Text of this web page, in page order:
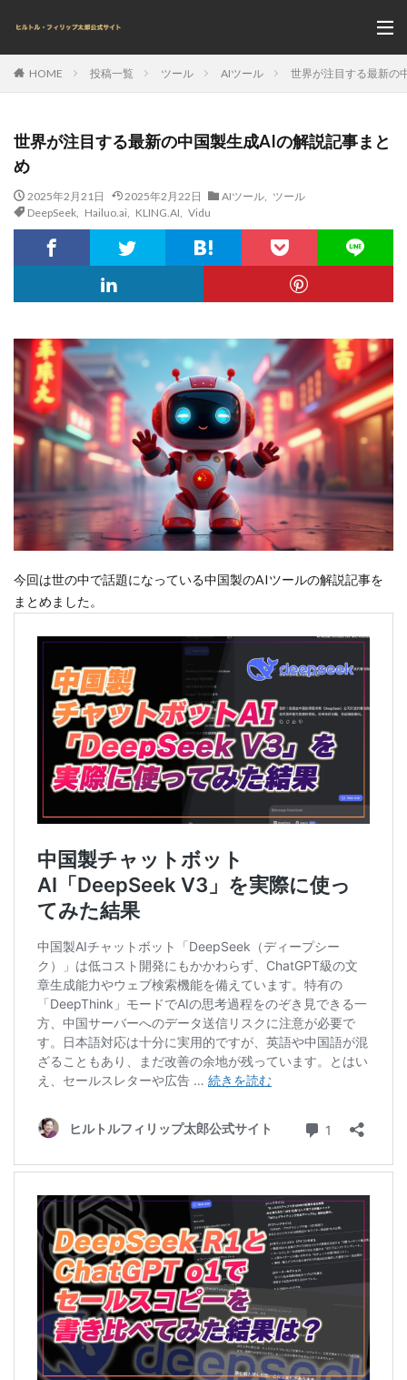
HOME 投稿一覧 ツール AIツール 世界が注目する最新の
世界が注目する最新の中国製生成AIの解説記事まと
め
2025年2月21日 2025年2月22日 AIツール,
ツール
DeepSeek, Hailuo.ai KLING.AI Vidu
今回は世の中で話題になっている中国製のAIツールの解説記事を
まとめました。